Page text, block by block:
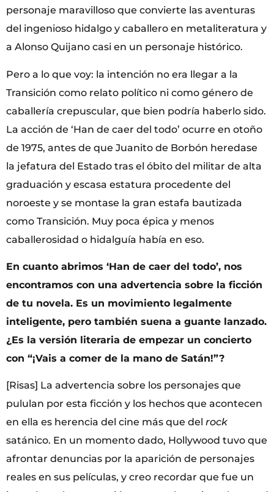
personaje maravilloso que convierte las aventuras
del ingenioso hidalgo y caballero en metaliteratura y
a Alonso Quijano casi en un personaje histórico.
Pero a lo que voy: la intención no era llegar a la
Transición como relato político ni como género de
caballería crepuscular, que bien podría haberlo sido.
La acción de ‘Han de caer del todo’ ocurre en otoño
de 1975, antes de que Juanito de Borbón heredase
la jefatura del Estado tras el óbito del militar de alta
graduación y escasa estatura procedente del
noroeste y se montase la gran estafa bautizada
como Transición. Muy poca épica y menos
caballerosidad o hidalguía había en eso.
En cuanto abrimos ‘Han de caer del todo’, nos
encontramos con una advertencia sobre la ficción
de tu novela. Es un movimiento legalmente
inteligente, pero también suena a guante lanzado.
¿Es la versión literaria de empezar un concierto
con “¡Vais a comer de la mano de Satán!”?
[Risas] La advertencia sobre los personajes que
pululan por esta ficción y los hechos que acontecen
en ella es herencia del cine más que del rock
satánico. En un momento dado, Hollywood tuvo que
afrontar denuncias por la aparición de personajes
reales en sus películas, y creo recordar que fue un